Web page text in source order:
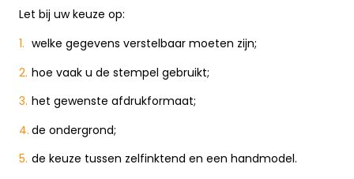
Let bij uw keuze op:
welke gegevens verstelbaar moeten zijn;
hoe vaak u de stempel gebruikt;
het gewenste afdrukformaat;
de ondergrond;
de keuze tussen zelfinktend en een handmodel.